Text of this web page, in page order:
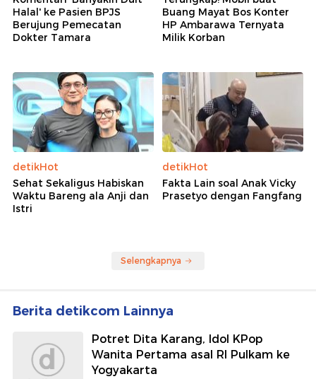
Halal' ke Pasien BPJS
Berujung Pemecatan
Dokter Tamara
Buang Mayat Bos Konter
HP Ambarawa Ternyata
Milik Korban
detikHot
Sehat Sekaligus Habiskan
Waktu Bareng ala Anji dan
Istri
detikHot
Fakta Lain soal Anak Vicky
Prasetyo dengan Fangfang
Selengkapnya
Berita detikcom Lainnya
Potret Dita Karang, Idol KPop
Wanita Pertama asal RI Pulkam ke
Yogyakarta